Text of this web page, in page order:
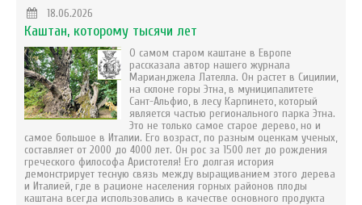
18.06.2026
Каштан, которому тысячи лет
О самом старом каштане в Европе
рассказала автор нашего журнала
Марианджела Лателла. Он растет в Сицилии,
на склоне горы Этна, в муниципалитете
Сант-Альфио, в лесу Карпинето, который
является частью регионального парка Этна.
Это не только самое старое дерево, но и
самое большое в Италии. Его возраст, по разным оценкам ученых,
составляет от 2000 до 4000 лет. Он рос за 1500 лет до рождения
греческого философа Аристотеля! Его долгая история
демонстрирует тесную связь между выращиванием этого дерева
и Италией, где в рационе населения горных районов плоды
каштана всегда использовались в качестве основного продукта